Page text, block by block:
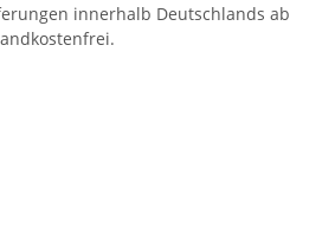
innerhalb Deutschlands ab